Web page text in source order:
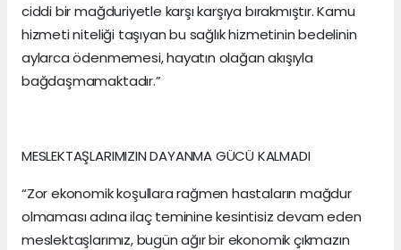
ciddi bir mağduriyetle karşı karşıya bırakmıştır. Kamu
hizmeti niteliği taşıyan bu sağlık hizmetinin bedelinin
aylarca ödenmemesi, hayatın olağan akışıyla
bağdaşmamaktadır.”
MESLEKTAŞLARIMIZIN DAYANMA GÜCÜ KALMADI
“Zor ekonomik koşullara rağmen hastaların mağdur
olmaması adına ilaç teminine kesintisiz devam eden
meslektaşlarımız, bugün ağır bir ekonomik çıkmazın